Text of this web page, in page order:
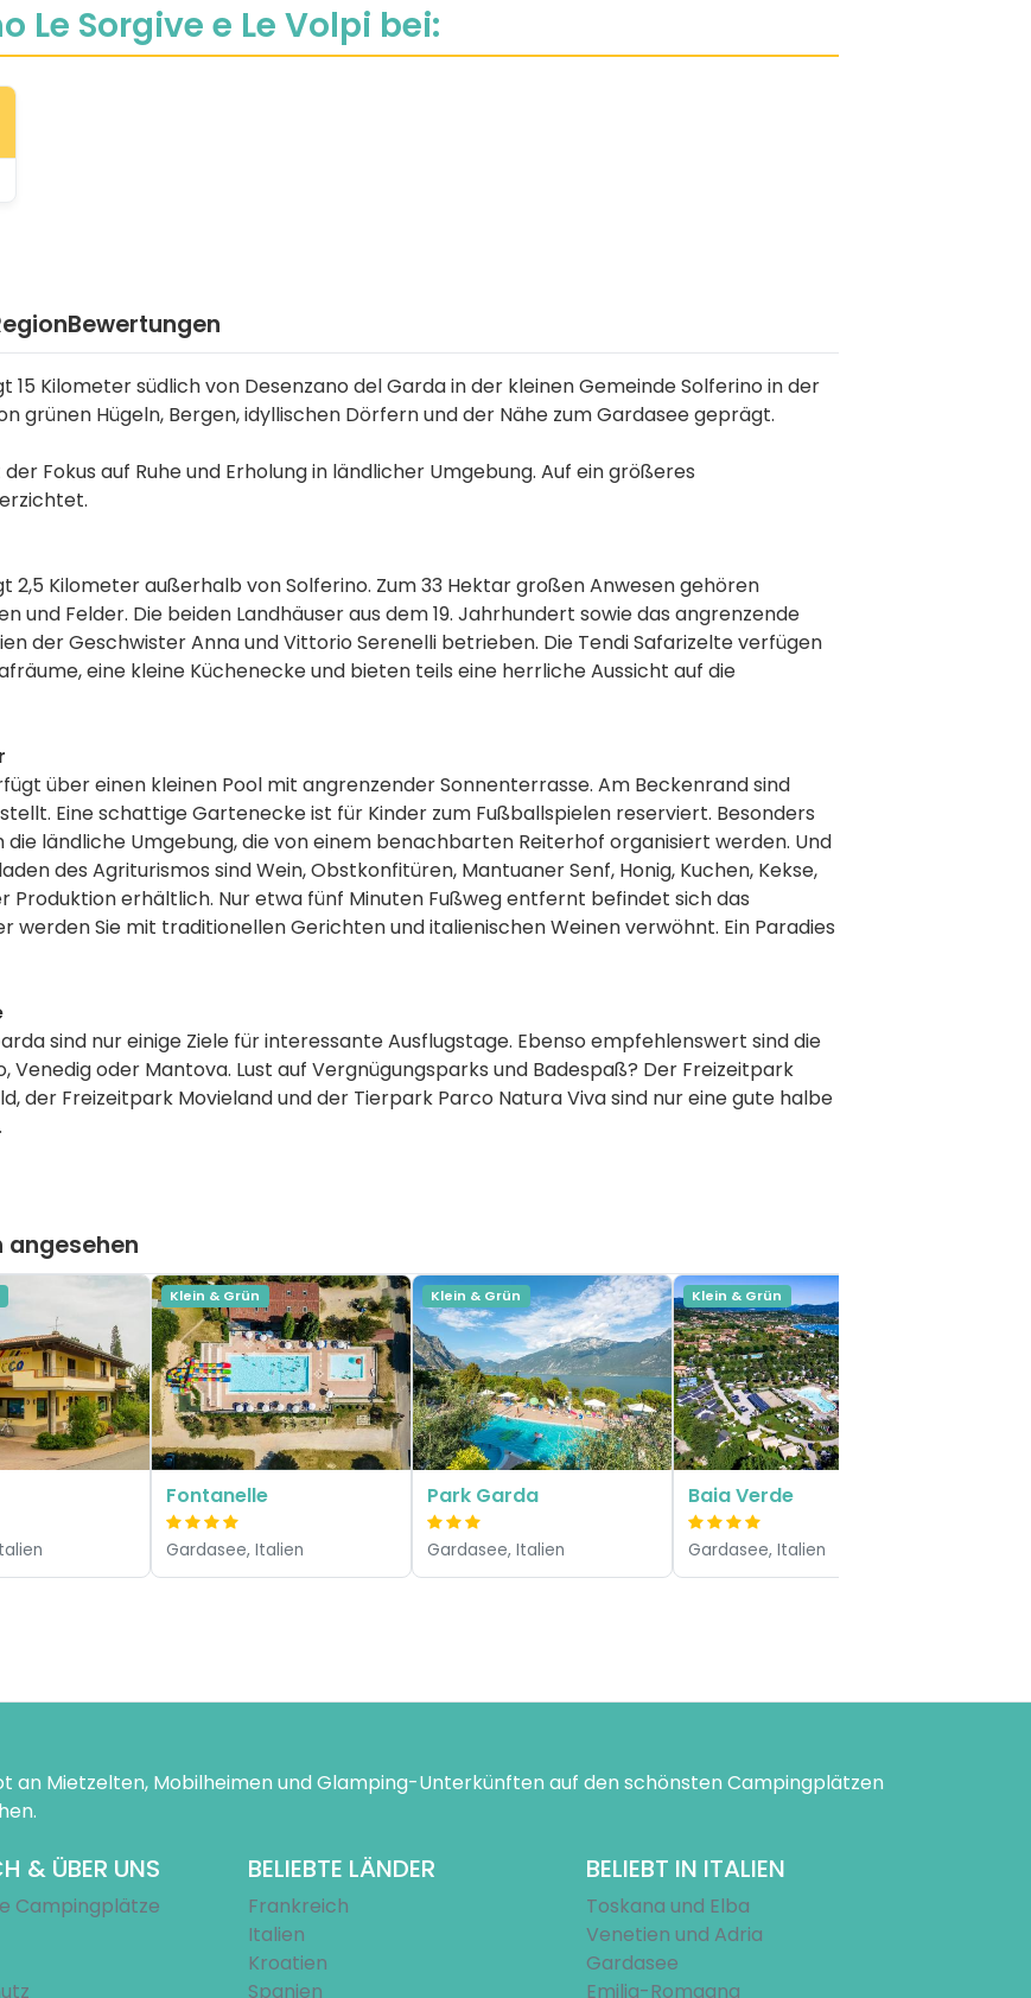
Le Sorgive e Le Volpi bei:
Bewertungen
15 Kilometer südlich von Desenzano del Garda in der kleinen Gemeinde Solferino in der
grünen Hügeln, Bergen, idyllischen Dörfern und der Nähe zum Gardasee geprägt.
Fokus auf Ruhe und Erholung in ländlicher Umgebung. Auf ein größeres
2,5 Kilometer außerhalb von Solferino. Zum 33 Hektar großen Anwesen gehören
und Felder. Die beiden Landhäuser aus dem 19. Jahrhundert sowie das angrenzende
der Geschwister Anna und Vittorio Serenelli betrieben. Die Tendi Safarizelte verfügen
eine kleine Küchenecke und bieten teils eine herrliche Aussicht auf die
über einen kleinen Pool mit angrenzender Sonnenterrasse. Am Beckenrand sind
Eine schattige Gartenecke ist für Kinder zum Fußballspielen reserviert. Besonders
ländliche Umgebung, die von einem benachbarten Reiterhof organisiert werden. Und
des Agriturismos sind Wein, Obstkonfitüren, Mantuaner Senf, Honig, Kuchen, Kekse,
Produktion erhältlich. Nur etwa fünf Minuten Fußweg entfernt befindet sich das
werden Sie mit traditionellen Gerichten und italienischen Weinen verwöhnt. Ein Paradies
sind nur einige Ziele für interessante Ausflugstage. Ebenso empfehlenswert sind die
oder Mantova. Lust auf Vergnügungsparks und Badespaß? Der Freizeitpark
der Freizeitpark Movieland und der Tierpark Parco Natura Viva sind nur eine gute halbe
angesehen
Klein & Grün
Fontanelle
Gardasee, Italien
Klein & Grün
Park Garda
Gardasee, Italien
Klein & Grün
Baia Verde
Gardasee, Italien
an Mietzelten, Mobilheimen und Glamping-Unterkünften auf den schönsten Campingplätzen
& ÜBER UNS
Campingplätze
BELIEBTE LÄNDER
Frankreich
Italien
Kroatien
Spanien
BELIEBT IN ITALIEN
Toskana und Elba
Venetien und Adria
Gardasee
Emilia-Romagna